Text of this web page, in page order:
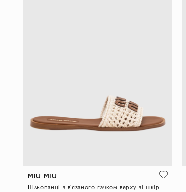
MIU MIU
Шльопанці з в'язаного гачком верху зі шкіряною підошвою